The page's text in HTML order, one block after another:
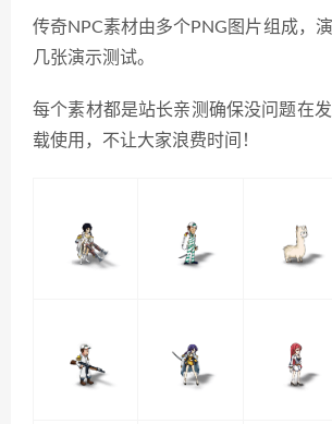
传奇NPC素材由多个PNG图片组成，
几张演示测试。
每个素材都是站长亲测确保没问题在
载使用，不让大家浪费时间！